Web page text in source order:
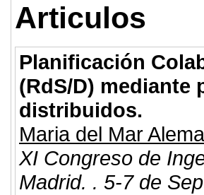
Articulos
Planificación
(RdS/D) mediante
distribuidos.
Maria del Mar
XI Congreso de
Madrid. . 5-7 de